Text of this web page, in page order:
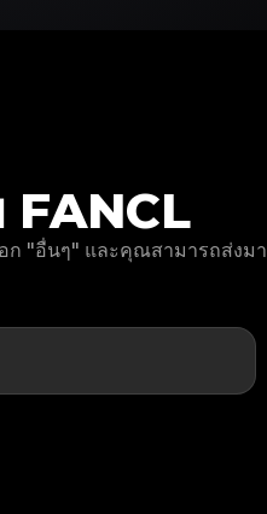
FANCL
ก "อื่นๆ" และคุณสามารถส่งมา